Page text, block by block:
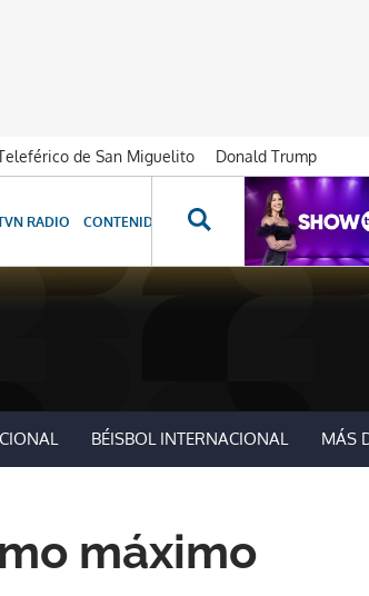
de San Miguelito
Donald Trump
RADIO CONTENIDOS ESPECIALES NOVELAS
BÉISBOL INTERNACIONAL MÁS
máximo